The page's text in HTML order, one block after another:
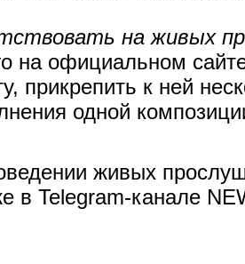
на живых
на официальном
прикрепить к ней
одной
живых
в Telegram-канале